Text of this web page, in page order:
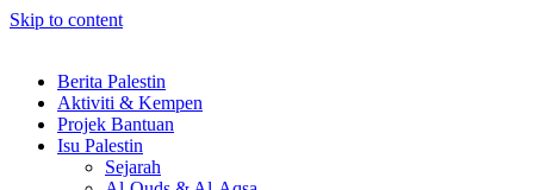
Skip to content
Berita Palestin
Aktiviti & Kempen
Projek Bantuan
Isu Palestin
Sejarah